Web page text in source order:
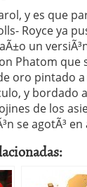
y es que
Royce ya
un
Phatom que
oro pintado
y bordado
de los
se agotÃ³